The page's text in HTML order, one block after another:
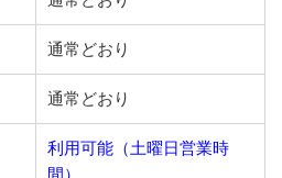
通常どおり
通常どおり
利用可能（土曜日営業時